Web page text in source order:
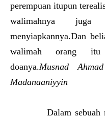
perempuan itupun
walimahnya
menyiapkannya.Dan
walimah orang
doanya.Musnad
Madanaaniyyin
Dalam sebuah